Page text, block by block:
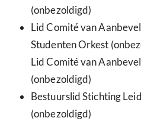
(onbezoldigd)
Lid Comité van
Studenten Orkest
Lid Comité van
(onbezoldigd)
Bestuurslid Stichting
(onbezoldigd)